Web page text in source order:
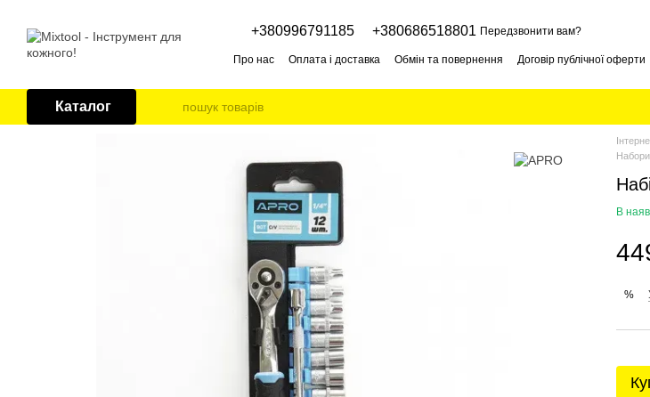
+380996791185 +380686518801 Передзвонити вам?
Про нас Оплата і доставка Обмін та повернення Договір публічної оферти
Каталог
Набори
В
%